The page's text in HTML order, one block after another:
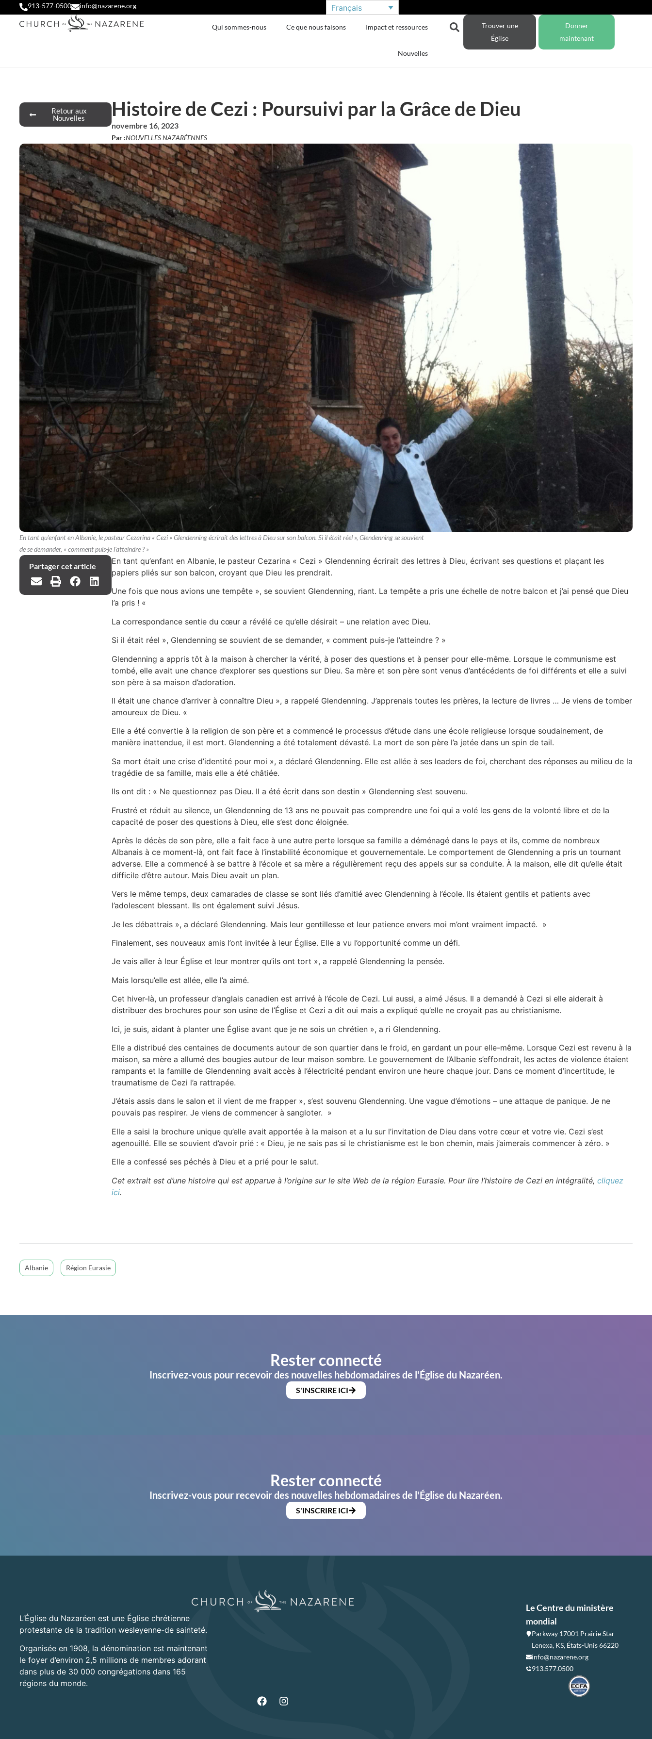
913-577-0500 info@nazarene.org Français
Qui sommes-nous Ce que nous faisons Impact et ressources
Nouvelles
Trouver une
Église
Donner
maintenant
Retour aux
Nouvelles
Histoire de Cezi : Poursuivi par la Grâce de Dieu
novembre 16, 2023
Par :NOUVELLES NAZARÉENNES
En tant qu'enfant en Albanie, le pasteur Cezarina « Cezi » Glendenning écrirait des lettres à Dieu sur son balcon. Si il était réel », Glendenning se souvient
de se demander, « comment puis-je l'atteindre ? »
Partager cet article
En tant qu’enfant en Albanie, le pasteur Cezarina « Cezi » Glendenning écrirait des lettres à Dieu, écrivant ses questions et plaçant les
papiers pliés sur son balcon, croyant que Dieu les prendrait.
Une fois que nous avions une tempête », se souvient Glendenning, riant. La tempête a pris une échelle de notre balcon et j’ai pensé que Dieu
l’a pris ! «
La correspondance sentie du cœur a révélé ce qu’elle désirait – une relation avec Dieu.
Si il était réel », Glendenning se souvient de se demander, « comment puis-je l’atteindre ? »
Glendenning a appris tôt à la maison à chercher la vérité, à poser des questions et à penser pour elle-même. Lorsque le communisme est
tombé, elle avait une chance d’explorer ses questions sur Dieu. Sa mère et son père sont venus d’antécédents de foi différents et elle a suivi
son père à sa maison d’adoration.
Il était une chance d’arriver à connaître Dieu », a rappelé Glendenning. J’apprenais toutes les prières, la lecture de livres … Je viens de tomber
amoureux de Dieu. «
Elle a été convertie à la religion de son père et a commencé le processus d’étude dans une école religieuse lorsque soudainement, de
manière inattendue, il est mort. Glendenning a été totalement dévasté. La mort de son père l’a jetée dans un spin de tail.
Sa mort était une crise d’identité pour moi », a déclaré Glendenning. Elle est allée à ses leaders de foi, cherchant des réponses au milieu de la
tragédie de sa famille, mais elle a été châtiée.
Ils ont dit : « Ne questionnez pas Dieu. Il a été écrit dans son destin » Glendenning s’est souvenu.
Frustré et réduit au silence, un Glendenning de 13 ans ne pouvait pas comprendre une foi qui a volé les gens de la volonté libre et de la
capacité de poser des questions à Dieu, elle s’est donc éloignée.
Après le décès de son père, elle a fait face à une autre perte lorsque sa famille a déménagé dans le pays et ils, comme de nombreux
Albanais à ce moment-là, ont fait face à l’instabilité économique et gouvernementale. Le comportement de Glendenning a pris un tournant
adverse. Elle a commencé à se battre à l’école et sa mère a régulièrement reçu des appels sur sa conduite. À la maison, elle dit qu’elle était
difficile d’être autour. Mais Dieu avait un plan.
Vers le même temps, deux camarades de classe se sont liés d’amitié avec Glendenning à l’école. Ils étaient gentils et patients avec
l’adolescent blessant. Ils ont également suivi Jésus.
Je les débattrais », a déclaré Glendenning. Mais leur gentillesse et leur patience envers moi m’ont vraiment impacté. »
Finalement, ses nouveaux amis l’ont invitée à leur Église. Elle a vu l’opportunité comme un défi.
Je vais aller à leur Église et leur montrer qu’ils ont tort », a rappelé Glendenning la pensée.
Mais lorsqu’elle est allée, elle l’a aimé.
Cet hiver-là, un professeur d’anglais canadien est arrivé à l’école de Cezi. Lui aussi, a aimé Jésus. Il a demandé à Cezi si elle aiderait à
distribuer des brochures pour son usine de l’Église et Cezi a dit oui mais a expliqué qu’elle ne croyait pas au christianisme.
Ici, je suis, aidant à planter une Église avant que je ne sois un chrétien », a ri Glendenning.
Elle a distribué des centaines de documents autour de son quartier dans le froid, en gardant un pour elle-même. Lorsque Cezi est revenu à la
maison, sa mère a allumé des bougies autour de leur maison sombre. Le gouvernement de l’Albanie s’effondrait, les actes de violence étaient
rampants et la famille de Glendenning avait accès à l’électricité pendant environ une heure chaque jour. Dans ce moment d’incertitude, le
traumatisme de Cezi l’a rattrapée.
J’étais assis dans le salon et il vient de me frapper », s’est souvenu Glendenning. Une vague d’émotions – une attaque de panique. Je ne
pouvais pas respirer. Je viens de commencer à sangloter. »
Elle a saisi la brochure unique qu’elle avait apportée à la maison et a lu sur l’invitation de Dieu dans votre cœur et votre vie. Cezi s’est
agenouillé. Elle se souvient d’avoir prié : « Dieu, je ne sais pas si le christianisme est le bon chemin, mais j’aimerais commencer à zéro. »
Elle a confessé ses péchés à Dieu et a prié pour le salut.
Cet extrait est d’une histoire qui est apparue à l’origine sur le site Web de la région Eurasie. Pour lire l’histoire de Cezi en intégralité, cliquez
ici.
Albanie Région Eurasie
Rester connecté
Inscrivez-vous pour recevoir des nouvelles hebdomadaires de l'Église du Nazaréen.
S'INSCRIRE ICI
Rester connecté
Inscrivez-vous pour recevoir des nouvelles hebdomadaires de l'Église du Nazaréen.
S'INSCRIRE ICI
L’Église du Nazaréen est une Église chrétienne
protestante de la tradition wesleyenne-de sainteté.
Organisée en 1908, la dénomination est maintenant
le foyer d’environ 2,5 millions de membres adorant
dans plus de 30 000 congrégations dans 165
régions du monde.
Le Centre du ministère
mondial
Parkway 17001 Prairie Star
Lenexa, KS, États-Unis 66220
info@nazarene.org
913.577.0500